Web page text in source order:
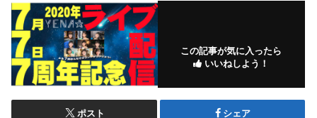
この記事が気に入ったら
いいねしよう！
ポスト シェア